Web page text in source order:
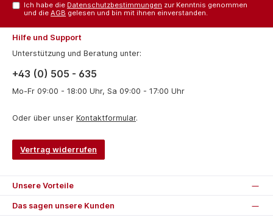
Ich habe die Datenschutzbestimmungen zur Kenntnis genommen
und dieAGB gelesen und bin mit ihnen einverstanden.
Hilfe und Support
Unterstützung und Beratung unter:
+43 (0) 505 - 635
Mo-Fr 09:00 - 18:00 Uhr, Sa 09:00 - 17:00 Uhr
Oder über unser Kontaktformular.
Vertrag widerrufen
Unsere Vorteile
Das sagen unsere Kunden